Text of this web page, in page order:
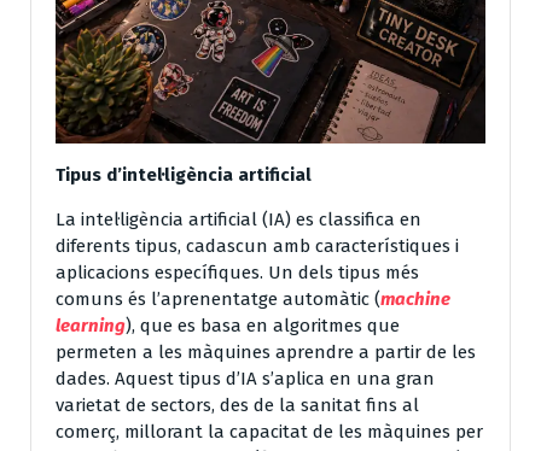
Tipus d’intel·ligència artificial
La intel·ligència artificial (IA) es classifica en
diferents tipus, cadascun amb característiques i
aplicacions específiques. Un dels tipus més
comuns és l’aprenentatge automàtic (machine
learning), que es basa en algoritmes que
permeten a les màquines aprendre a partir de les
dades. Aquest tipus d’IA s’aplica en una gran
varietat de sectors, des de la sanitat fins al
comerç, millorant la capacitat de les màquines per